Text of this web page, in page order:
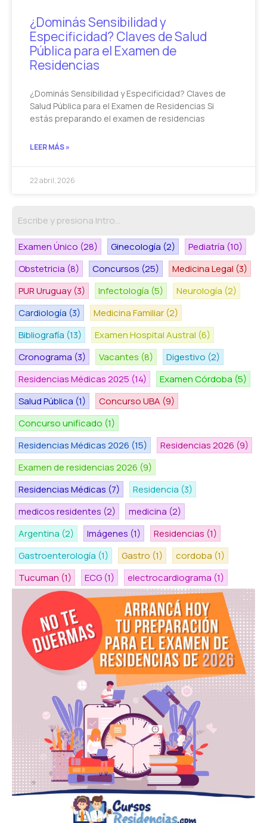
¿Dominás Sensibilidad y
Especificidad? Claves de Salud
Pública para el Examen de
Residencias
¿Dominás Sensibilidad y Especificidad? Claves de
Salud Pública para el Examen de Residencias Si
estás preparando el examen de residencias
LEER MÁS »
22 abril, 2026
Examen Único (28) Ginecología (2) Pediatría (10)
Obstetricia (8) Concursos (25) Medicina Legal (3)
PUR Uruguay (3) Infectología (5) Neurología (2)
Cardiología (3) Medicina Familiar (2)
Bibliografía (13) Examen Hospital Austral (6)
Cronograma (3) Vacantes (8) Digestivo (2)
Residencias Médicas 2025 (14) Examen Córdoba (5)
Salud Pública (1) Concurso UBA (9)
Concurso unificado (1)
Residencias Médicas 2026 (15) Residencias 2026 (9)
Examen de residencias 2026 (9)
Residencias Médicas (7) Residencia (3)
medicos residentes (2) medicina (2)
Argentina (2) Imágenes (1) Residencias (1)
Gastroenterología (1) Gastro (1) cordoba (1)
Tucuman (1) ECG (1) electrocardiograma (1)